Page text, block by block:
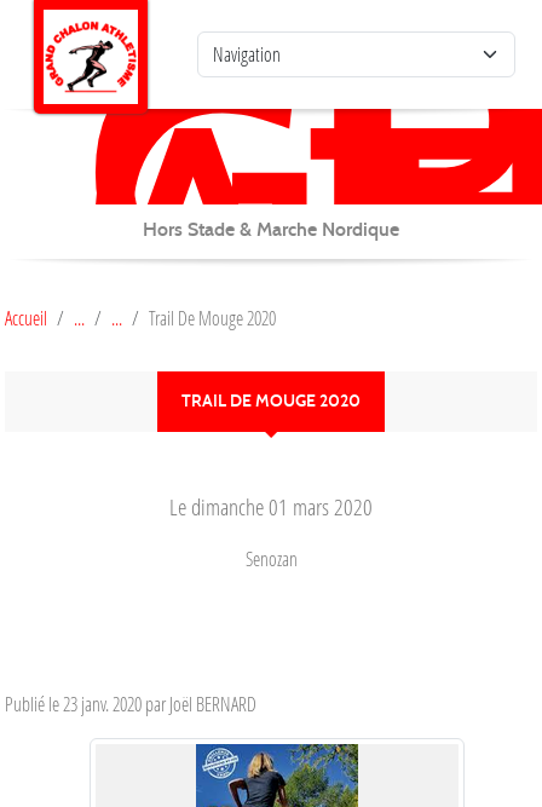
Hors Stade & Marche Nordique
Accueil Trail De Mouge 2020
TRAIL DE MOUGE 2020
Le dimanche01 mars 2020
Senozan
Publié le23 janv. 2020par Joël BERNARD
Panneau de gestion des cookies